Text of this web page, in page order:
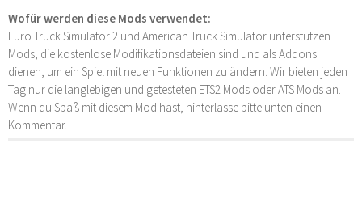
Wofür werden diese Mods verwendet:
Euro Truck Simulator 2 und American Truck Simulator unterstützen
Mods, die kostenlose Modifikationsdateien sind und als Addons
dienen, um ein Spiel mit neuen Funktionen zu ändern. Wir bieten jeden
Tag nur die langlebigen und getesteten ETS2 Mods oder ATS Mods an.
Wenn du Spaß mit diesem Mod hast, hinterlasse bitte unten einen
Kommentar.